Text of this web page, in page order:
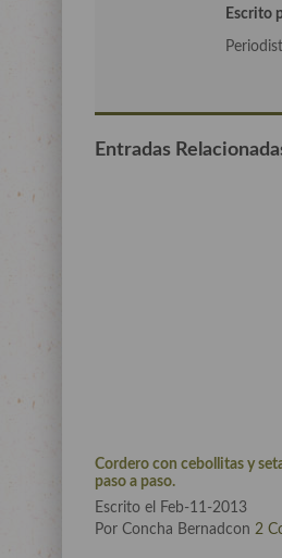
Escrito
Entradas
Cordero con cebollitas y
paso a paso.
Escrito el Feb-11-2013
Por Concha Bernadcon 2